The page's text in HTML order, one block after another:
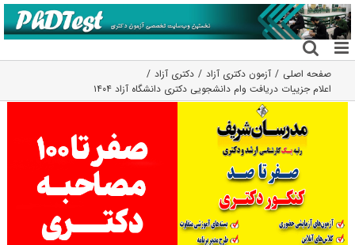
رفتن
به
محتوا
صفحه اصلی آزمون دکتری آزاد
دکتری آزاد
اعلام جزییات دریافت وام دانشجویی دکتری دانشگاه آزاد ۱۴۰۴